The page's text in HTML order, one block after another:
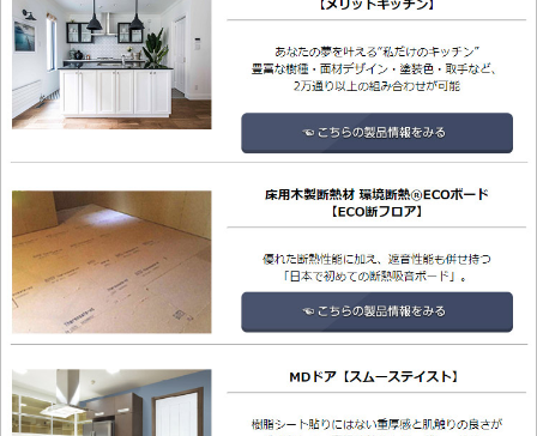
すまいリング 設計士インタビュー
Q＆A 販売・施工代理店募集
お気に入り